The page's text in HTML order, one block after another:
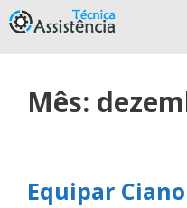
Pular
para
conteúdo
Mês:
Equipar